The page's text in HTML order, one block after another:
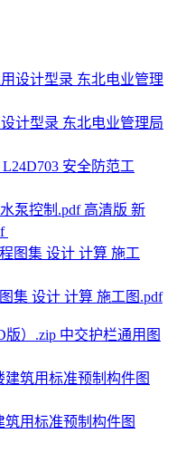
计型录 东北电业管理局
L24D703 安全防范工
高清版 新
集 设计 计算 施工图.pdf
中交护栏通用图
筑用标准预制构件图